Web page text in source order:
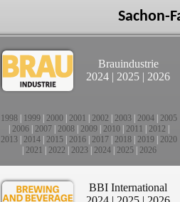
Sachon-
Brauindustrie
2024 | 2025 | 2026
1998 1999 2000 2001 2002 2003 2004 2005
2006 2007 2008 2009 2010 2011 2012
2013 2014 2015 2016 2017 2018 2019 2020
2021 2022 2023| 2024| 2025| 2026
BBI International